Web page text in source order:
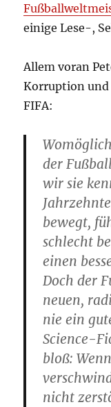
einige Lese-,
Allem voran
Korruption und
FIFA:
der
wir sie
bewegt,
schlecht
einen
Doch der
neuen,
nie ein
Science-
bloß:
nicht